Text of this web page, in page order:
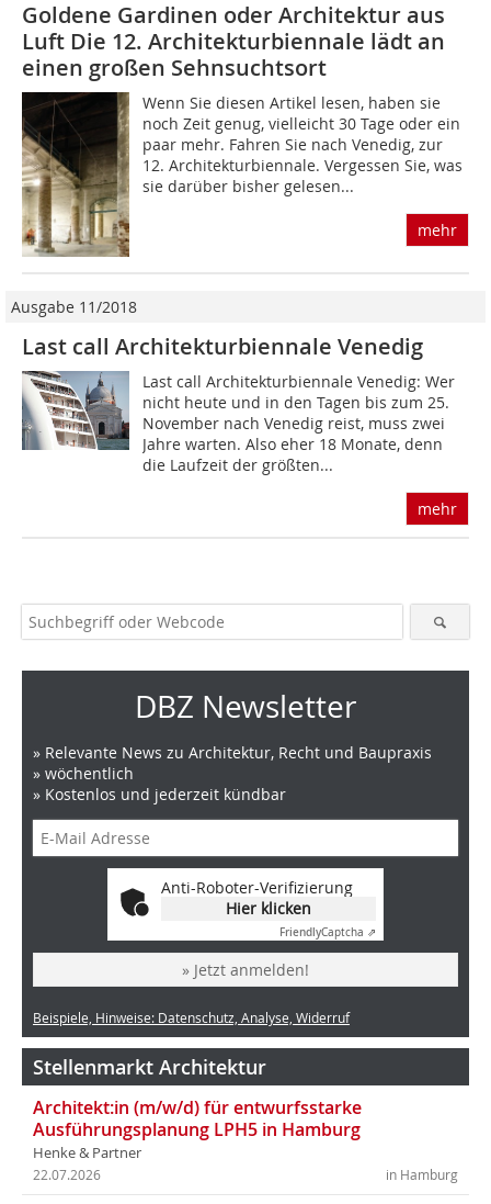
Goldene Gardinen oder Architektur aus
Luft Die 12. Architekturbiennale lädt an
einen großen Sehnsuchtsort
Wenn Sie diesen Artikel lesen, haben sie
noch Zeit genug, vielleicht 30 Tage oder ein
paar mehr. Fahren Sie nach Venedig, zur
12. Architekturbiennale. Vergessen Sie, was
sie dar­über bisher gelesen...
mehr
Ausgabe 11/2018
Last call Architekturbiennale Venedig
Last call Architekturbiennale Venedig: Wer
nicht heute und in den Tagen bis zum 25.
November nach Venedig reist, muss zwei
Jahre warten. Also eher 18 Monate, denn
die Laufzeit der größten...
mehr
DBZ Newsletter
» Relevante News zu Architektur, Recht und Baupraxis
» wöchentlich
» Kostenlos und jederzeit kündbar
Anti-Roboter-Verifizierung
Hier klicken
FriendlyCaptcha ⇗
» Jetzt anmelden!
Beispiele, Hinweise: Datenschutz, Analyse, Widerruf
Stellenmarkt Architektur
Architekt:in (m/w/d) für entwurfsstarke
Ausführungsplanung LPH5 in Hamburg
Henke & Partner
in Hamburg
22.07.2026